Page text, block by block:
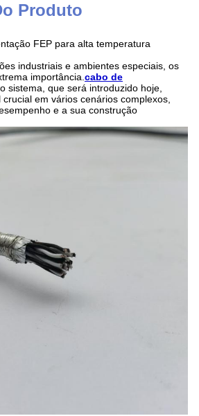
Produto
FEP para alta temperatura
industriais e ambientes especiais, os
importância. cabo de
sistema, que será introduzido hoje,
em vários cenários complexos,
e a sua construção